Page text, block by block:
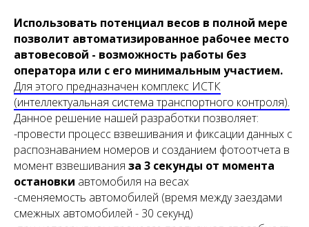
Использовать потенциал весов в полной мере
позволит автоматизированное рабочее место
автовесовой - возможность работы без
оператора или с его минимальным участием.
Для этого предназначен комплекс ИСТК
(интеллектуальная система транспортного контроля).
Данное решение нашей разработки позволяет:
-провести процесс взвешивания и фиксации данных с
распознаванием номеров и созданием фотоотчета в
момент взвешивания за 3 секунды от момента
остановки автомобиля на весах
-сменяемость автомобилей (время между заездами
смежных автомобилей - 30 секунд)